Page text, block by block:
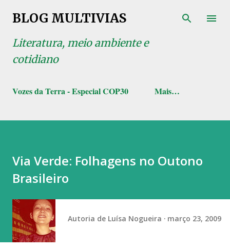
Pular para o conteúdo principal
BLOG MULTIVIAS
Literatura, meio ambiente e
cotidiano
Vozes da Terra - Especial COP30 Mais…
Via Verde: Folhagens no Outono
Brasileiro
Autoria de Luísa Nogueira março 23, 2009